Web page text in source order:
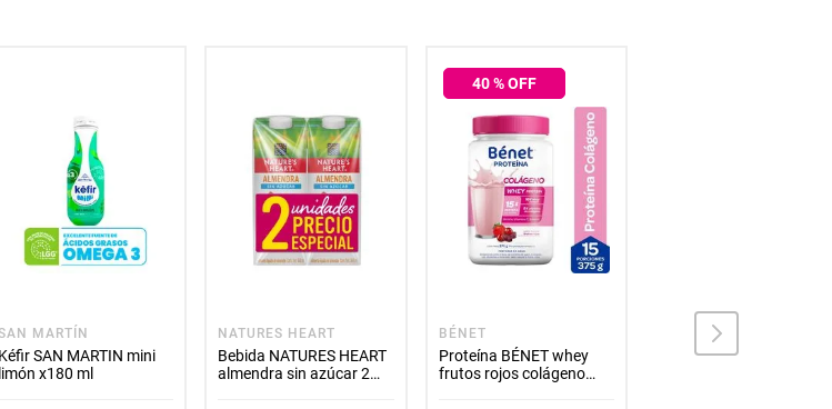
MARTÍN
Kéfir SAN MARTIN mini
limón x180 ml
NATURES HEART
Bebida NATURES HEART
almendra sin azúcar 2
40% OFF
BÉNET
Proteína BÉNET whey
frutos rojos colágeno
VITAJUZ
Shot VITAJUZ de